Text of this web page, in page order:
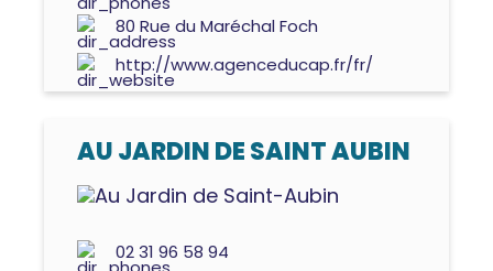
80 Rue du Maréchal Foch
http://www.agenceducap.fr/fr/
AU JARDIN DE SAINT AUBIN
02 31 96 58 94